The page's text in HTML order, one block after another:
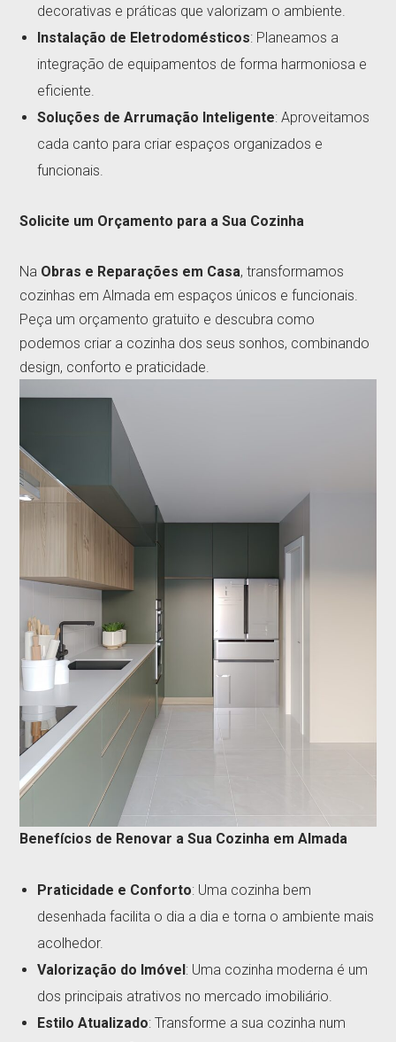
decorativas e práticas que valorizam o ambiente.
Instalação de Eletrodomésticos: Planeamos a
integração de equipamentos de forma harmoniosa e
eficiente.
Soluções de Arrumação Inteligente: Aproveitamos
cada canto para criar espaços organizados e
funcionais.
Solicite um Orçamento para a Sua Cozinha
Na Obras e Reparações em Casa, transformamos
cozinhas em Almada em espaços únicos e funcionais.
Peça um orçamento gratuito e descubra como
podemos criar a cozinha dos seus sonhos, combinando
design, conforto e praticidade.
Benefícios de Renovar a Sua Cozinha em Almada
Praticidade e Conforto: Uma cozinha bem
desenhada facilita o dia a dia e torna o ambiente mais
acolhedor.
Valorização do Imóvel: Uma cozinha moderna é um
dos principais atrativos no mercado imobiliário.
Estilo Atualizado: Transforme a sua cozinha num